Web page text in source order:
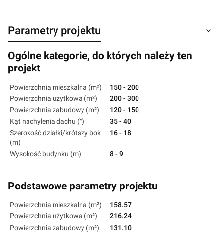
Parametry projektu
Ogólne kategorie, do których należy ten
projekt
Powierzchnia mieszkalna (m²)
150 - 200
Powierzchnia użytkowa (m²)
200 - 300
Powierzchnia zabudowy (m²)
120 - 150
Kąt nachylenia dachu (°)
35 - 40
Szerokość działki/krótszy bok
(m)
16 - 18
Wysokość budynku (m) 8 - 9
Podstawowe parametry projektu
Powierzchnia mieszkalna (m²)
158.57
Powierzchnia użytkowa (m²)
216.24
Powierzchnia zabudowy (m²)
131.10